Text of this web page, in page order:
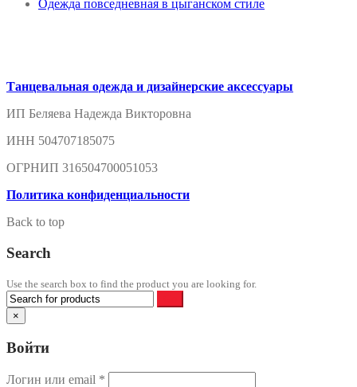
Одежда повседневная в цыганском стиле
Танцевальная одежда и дизайнерские аксессуары
ИП Беляева Надежда Викторовна
ИНН 504707185075
ОГРНИП 316504700051053
Политика конфиденциальности
Back to top
Search
Use the search box to find the product you are looking for.
×
Войти
Логин или email *